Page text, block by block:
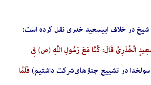
در خلاف ابی­سعید خدری نقل کرده است:
الْخُدْرِيِّ قَالَ: كُنَّا مَعَ رَسُولِ اللَّهِ (ص) فِي
در تشییع جنازه­ای شرکت داشتیم) فَلَمَّا